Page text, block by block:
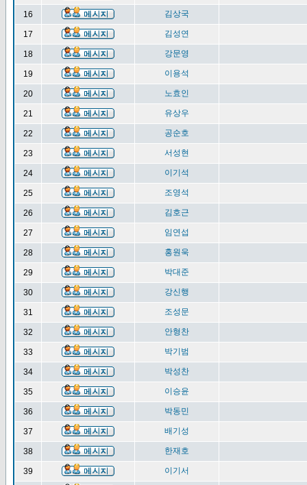
16 김상국
17 김성연
18 강문영
19 이용석
20 노효인
21 유상우
22 공순호
23 서성현
24 이기석
25 조영석
26 김호근
27 임연섭
28 홍원욱
29 박대준
30 강신행
31 조성문
32 안형찬
33 박기범
34 박성찬
35 이승윤
36 박동민
37 배기성
38 한재호
39 이기서